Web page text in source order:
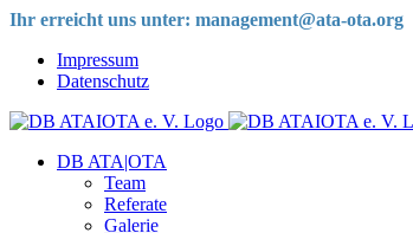
Zum
springen
Ihr erreicht uns unter: management@ata-ota.org
Impressum
Datenschutz
DB ATA|OTA
Team
Referate
Galerie